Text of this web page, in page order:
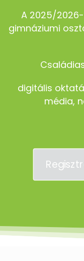
A 2025/
gimnáziumi
digitális
média,